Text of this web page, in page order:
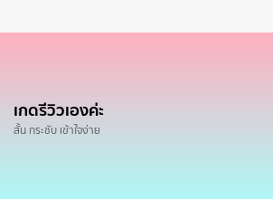
เกดรีวิวเองค่ะ
สั้น กระชับ เข้าใจง่าย